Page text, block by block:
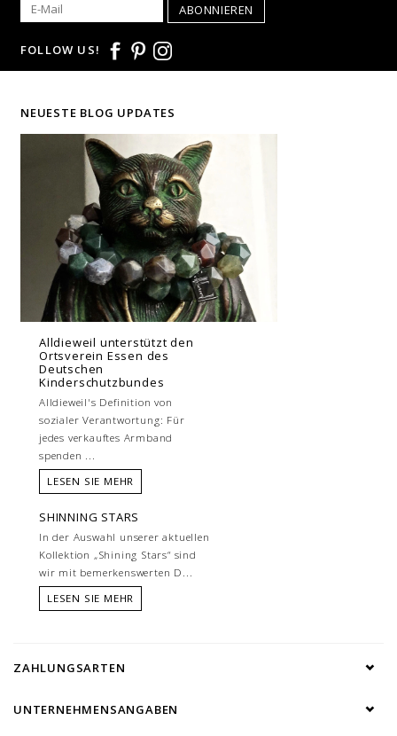
ABONNIEREN
FOLLOW US!
NEUESTE BLOG UPDATES
Alldieweil unterstützt den
Ortsverein Essen des
Deutschen
Kinderschutzbundes
Alldieweil's Definition von
sozialer Verantwortung: Für
jedes verkauftes Armband
spenden ...
LESEN SIE MEHR
SHINNING STARS
In der Auswahl unserer aktuellen
Kollektion „Shining Stars“ sind
wir mit bemerkenswerten D...
LESEN SIE MEHR
ZAHLUNGSARTEN
UNTERNEHMENSANGABEN